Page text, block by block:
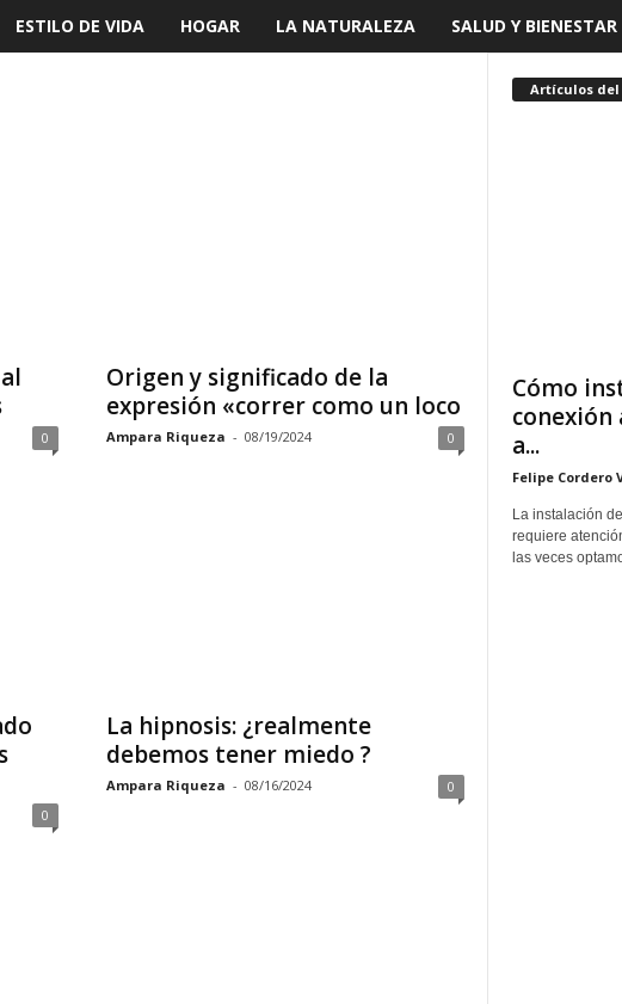
ESTILO DE VIDA HOGAR LA NATURALEZA SALUD Y BIENESTAR
0
Origen y significado de la
expresión «correr como un loco
Ampara Riqueza - 08/19/2024 0
0
La hipnosis: ¿realmente
debemos tener miedo ?
Ampara Riqueza - 08/16/2024 0
Artículos
Cómo
conexión
a...
Felipe Cordero
La instalación
requiere
las veces